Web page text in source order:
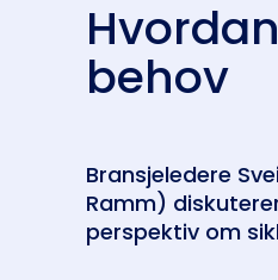
behov
Bransjeledere
Ramm)
perspektiv om